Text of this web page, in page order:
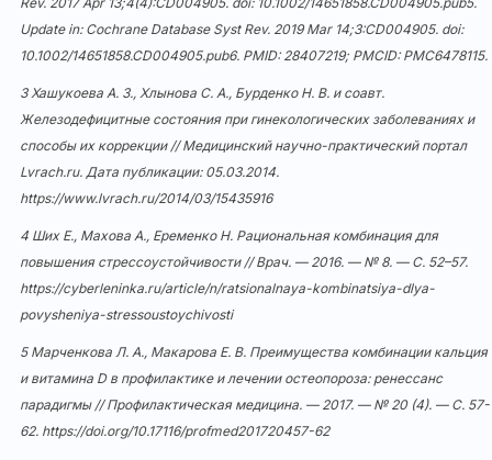
Update in: Cochrane Database Syst Rev. 2019 Mar 14;3:CD004905. doi:
10.1002/14651858.CD004905.pub6. PMID: 28407219; PMCID: PMC6478115.
3 Хашукоева А. З., Хлынова С. А., Бурденко Н. В. и соавт.
Железодефицитные состояния при гинекологических заболеваниях и
способы их коррекции // Медицинский научно-практический портал
Lvrach.ru. Дата публикации: 05.03.2014.
https://www.lvrach.ru/2014/03/15435916
4 Ших Е., Махова А., Еременко Н. Рациональная комбинация для
повышения стрессоустойчивости // Врач. — 2016. — № 8. — С. 52–57.
https://cyberleninka.ru/article/n/ratsionalnaya-kombinatsiya-dlya-
povysheniya-stressoustoychivosti
5 Марченкова Л. А., Макарова Е. В. Преимущества комбинации кальция
и витамина D в профилактике и лечении остеопороза: ренессанс
парадигмы // Профилактическая медицина. — 2017. — № 20 (4). — С. 57-
62. https://doi.org/10.17116/profmed201720457-62